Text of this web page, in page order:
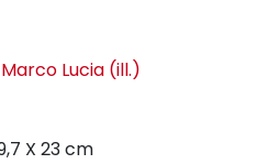
Lucia (ill.)
X 23 cm